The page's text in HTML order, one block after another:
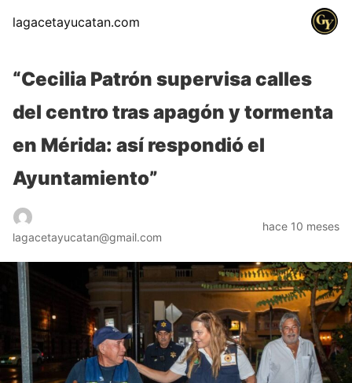
lagacetayucatan.com
“Cecilia Patrón supervisa calles
del centro tras apagón y tormenta
en Mérida: así respondió el
Ayuntamiento”
lagacetayucatan@gmail.com
hace 10 meses